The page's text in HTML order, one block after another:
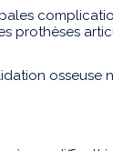
prothèses
osseuse